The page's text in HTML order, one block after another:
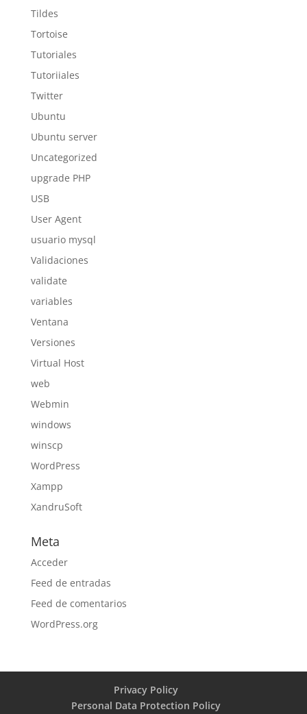
Tildes
Tortoise
Tutoriales
Tutoriiales
Twitter
Ubuntu
Ubuntu server
Uncategorized
upgrade PHP
USB
User Agent
usuario mysql
Validaciones
validate
variables
Ventana
Versiones
Virtual Host
web
Webmin
windows
winscp
WordPress
Xampp
XandruSoft
Meta
Acceder
Feed de entradas
Feed de comentarios
WordPress.org
Privacy Policy
Personal Data Protection Policy